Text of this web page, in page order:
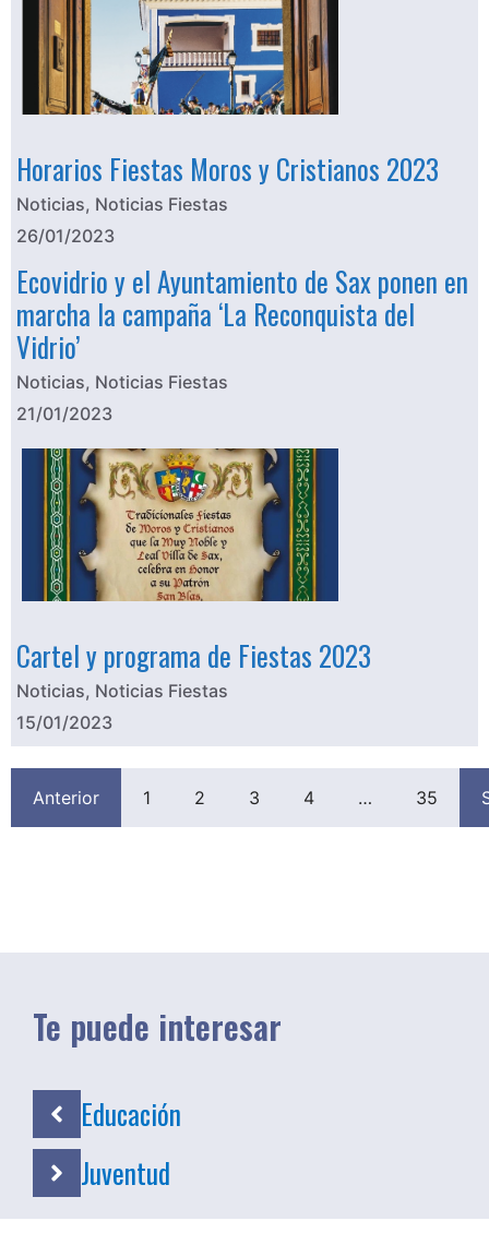
Horarios Fiestas Moros y Cristianos 2023
Noticias, Noticias Fiestas
26/01/2023
Ecovidrio y el Ayuntamiento de Sax ponen en
marcha la campaña ‘La Reconquista del
Vidrio’
Noticias, Noticias Fiestas
21/01/2023
Cartel y programa de Fiestas 2023
Noticias, Noticias Fiestas
15/01/2023
Anterior 1 2 3 4 … 35
Te puede interesar
Educación
Juventud